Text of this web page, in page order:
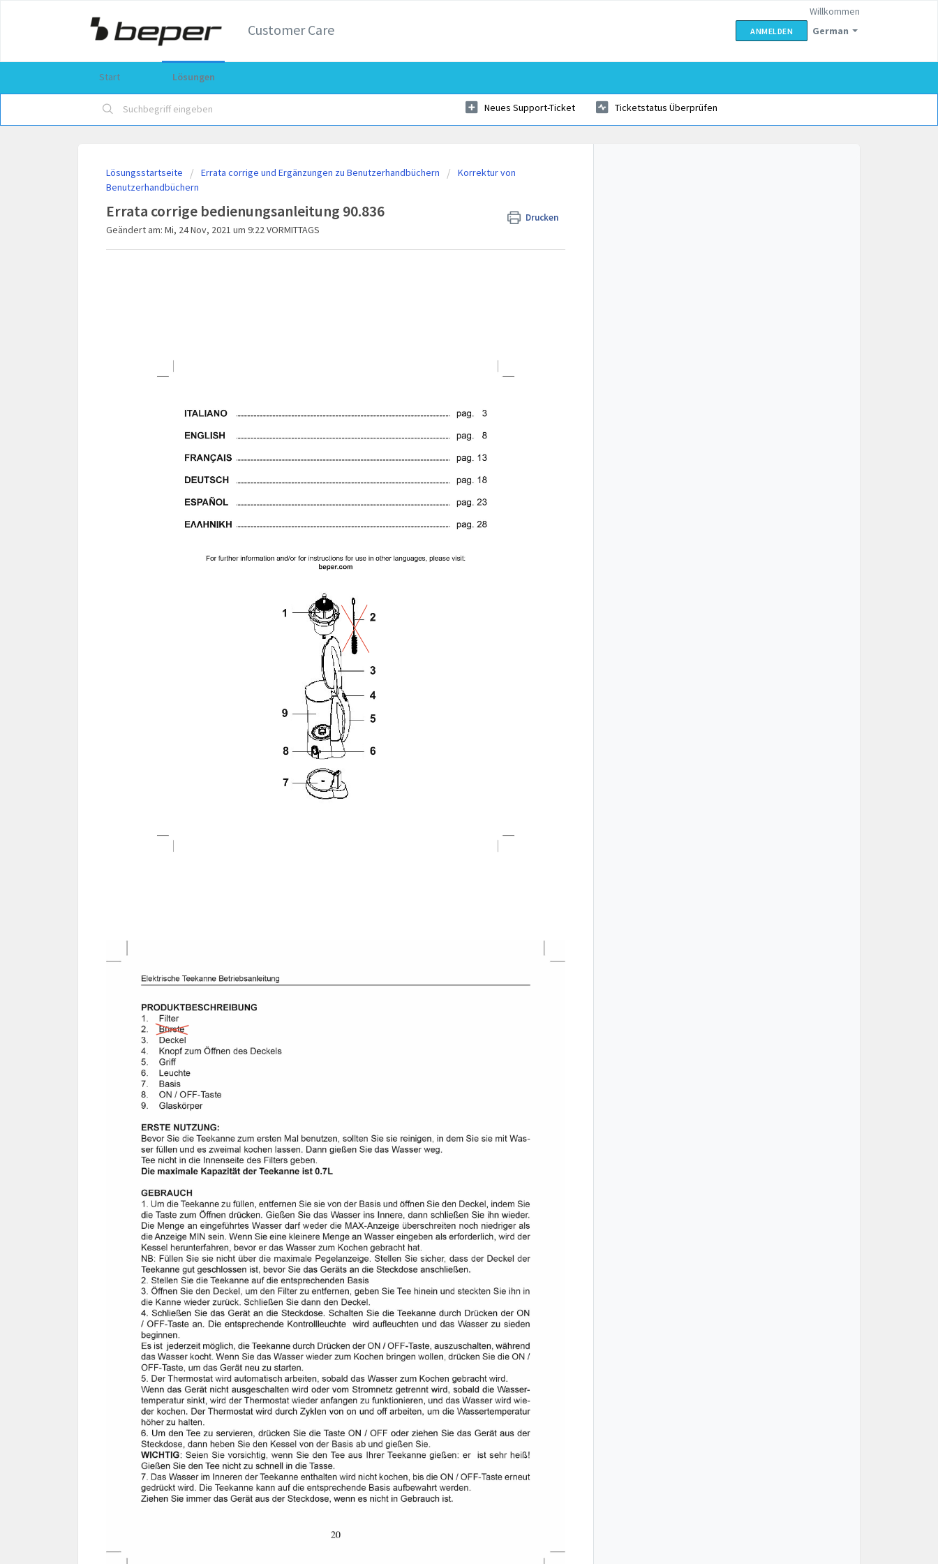
Customer Care German
Willkommen
ANMELDEN
Start Lösungen
Neues Support-Ticket Ticketstatus Überprüfen
Lösungsstartseite Errata corrige und Ergänzungen zu Benutzerhandbüchern
Korrektur von
Benutzerhandbüchern
Errata corrige bedienungsanleitung 90.836 Drucken
Geändert am: Mi, 24 Nov, 2021 um 9:22 VORMITTAGS